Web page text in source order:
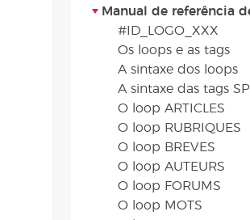
Manual de referência
#ID_LOGO_XXX
Os loops e as tags
A sintaxe dos loops
A sintaxe das tags
O loop ARTICLES
O loop RUBRIQUES
O loop BREVES
O loop AUTEURS
O loop FORUMS
O loop MOTS